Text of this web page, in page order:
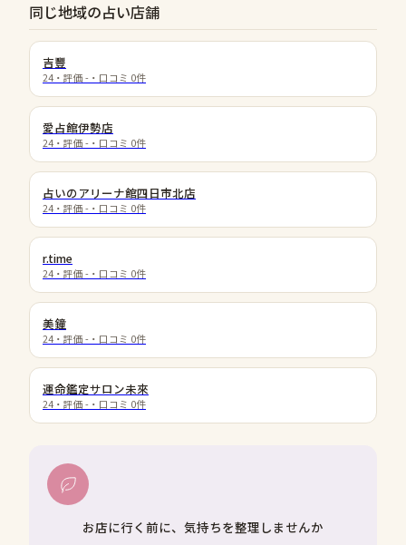
同じ地域の占い店舗
吉豐
24 ・評価 - ・口コミ 0件
愛占館伊勢店
24 ・評価 - ・口コミ 0件
占いのアリーナ館四日市北店
24 ・評価 - ・口コミ 0件
r.time
24 ・評価 - ・口コミ 0件
美鐘
24 ・評価 - ・口コミ 0件
運命鑑定サロン未來
24 ・評価 - ・口コミ 0件
お店に行く前に、気持ちを整理しませんか